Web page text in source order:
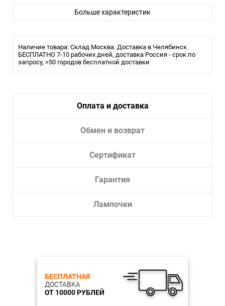
Материал плафона/абажура:
Помещение:
Большой зал, Гостиная, Кухня,
Спальня, Ресторан
Лампочки в комплекте:
Диаметр врезного отверстия, см:
Больше характеристик
Наличие товара: Склад Москва. Доставка в Челябинск
БЕСПЛАТНО 7-10 рабочих дней, доставка Россия - срок по
запросу, >50 городов бесплатной доставки
Оплата и доставка
Обмен и возврат
Сертификат
Гарантия
Лампочки
БЕСПЛАТНАЯ
ДОСТАВКА
ОТ 10000 РУБЛЕЙ